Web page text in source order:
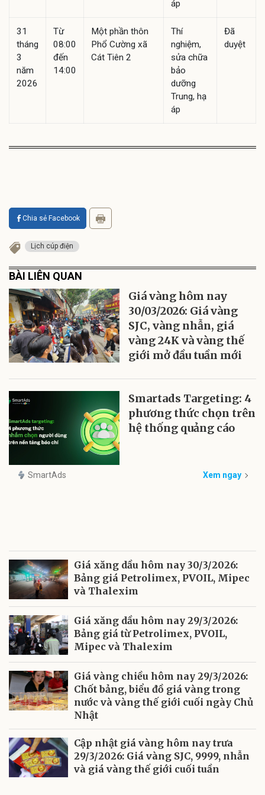
áp
31
tháng
3
năm
2026
Từ
08:00
đến
14:00
Một phần thôn
Phổ Cường xã
Cát Tiên 2
Thí
nghiệm,
sửa chữa
bảo
dưỡng
Trung, hạ
áp
Đã
duyệt
Chia sẻ Facebook
Lịch cúp điện
BÀI LIÊN QUAN
Giá vàng hôm nay
30/03/2026: Giá vàng
SJC, vàng nhẫn, giá
vàng 24K và vàng thế
giới mở đầu tuần mới
Smartads Targeting: 4
phương thức chọn trên
hệ thống quảng cáo
SmartAds Xem ngay
Giá xăng dầu hôm nay 30/3/2026:
Bảng giá Petrolimex, PVOIL, Mipec
và Thalexim
Giá xăng dầu hôm nay 29/3/2026:
Bảng giá từ Petrolimex, PVOIL,
Mipec và Thalexim
Giá vàng chiều hôm nay 29/3/2026:
Chốt bảng, biểu đồ giá vàng trong
nước và vàng thế giới cuối ngày Chủ
Nhật
Cập nhật giá vàng hôm nay trưa
29/3/2026: Giá vàng SJC, 9999, nhẫn
và giá vàng thế giới cuối tuần